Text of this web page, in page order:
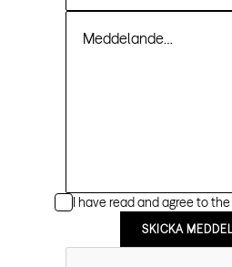
I have read and agree to the